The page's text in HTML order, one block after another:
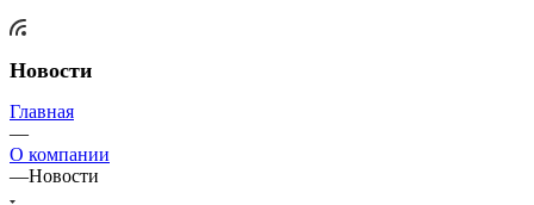
Новости
Главная
—
О компании
—Новости